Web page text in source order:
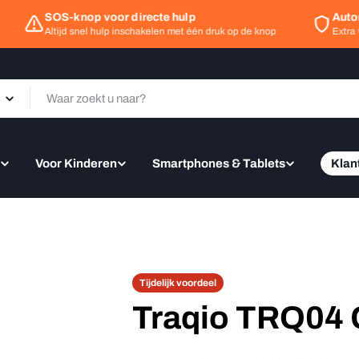
SOS-knop voor directe hulp
Altijd snel hulp inschakelen met één druk op de knop Extra
Voor Kinderen Smartphones & Tablets
Tijdelijk voordeel
Traqio TRQ04